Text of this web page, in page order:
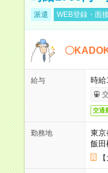
派遣 WEB登録・面
〇
給与 時給
交通
勤務地
東京
飯田